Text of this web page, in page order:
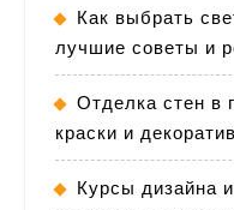
Как выбрать
лучшие советы и
Отделка стен в
краски и
Курсы дизайна